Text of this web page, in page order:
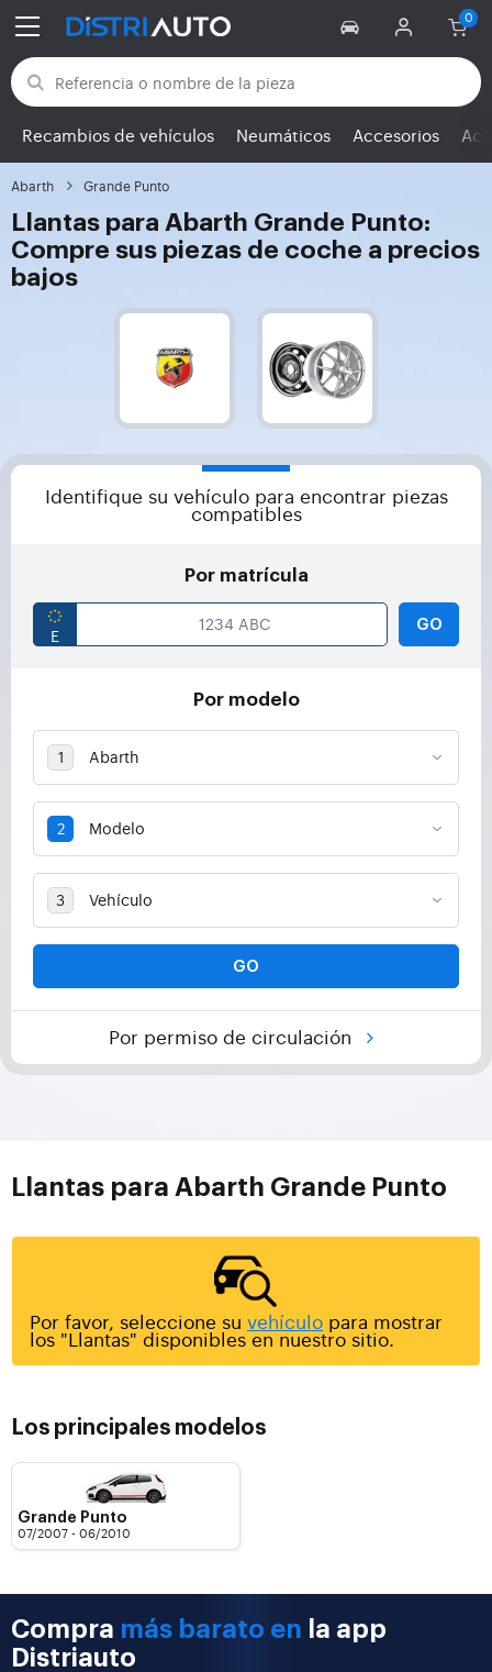
Volver a las categorías
Recambios de vehículos Neumáticos Accesorios
Abarth Grande Punto
Llantas para Abarth Grande Punto:
Compre sus piezas de coche a precios
bajos
Identifique su vehículo para encontrar piezas
compatibles
Por matrícula
GO
Por modelo
GO
Por permiso de circulación
Llantas para Abarth Grande Punto
Por favor, seleccione su vehículo para mostrar
los "Llantas" disponibles en nuestro sitio.
Los principales modelos
Grande Punto
07/2007 - 06/2010
Compra más barato en la app
Distriauto